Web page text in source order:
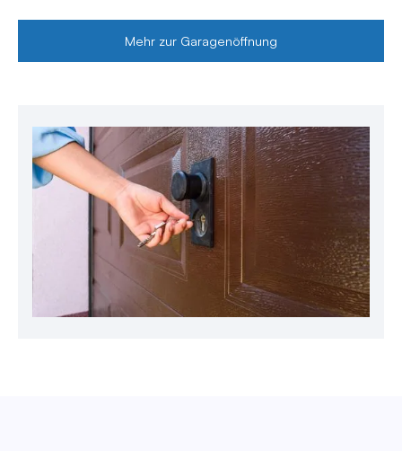
Mehr zur Garagenöffnung